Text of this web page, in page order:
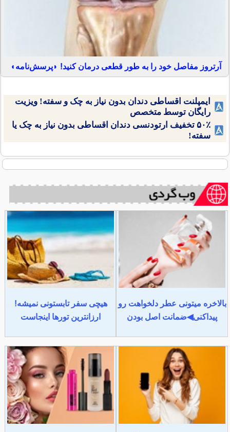
آرتروز مفاصل خود را به طور قطعی درمان کنید! ◗پرسش‌نامه◖
ایمپلنت اقساطی دندان بدون نیاز به چک و سفته! ویزیت
رایگان توسط متخصص
۵۰٪ تخفیف ارتودنسی دندان اقساطی بدون نیاز به چک یا
سفته!
بالاخره میتونی عطر دلخواهت رو
پیداکنی◀ضمانت اصل بودن
هیچی سفر تابستونی نمیشه!
ارزانترین تورها اینجاست